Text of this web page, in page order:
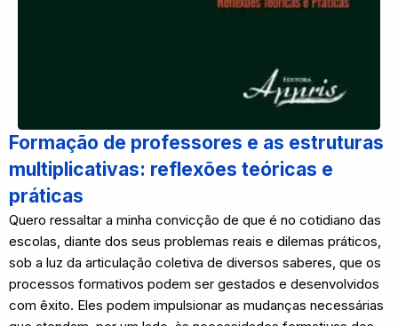
Formação de professores e as estruturas
multiplicativas: reflexões teóricas e
práticas
Quero ressaltar a minha convicção de que é no cotidiano das
escolas, diante dos seus problemas reais e dilemas práticos,
sob a luz da articulação coletiva de diversos saberes, que os
processos formativos podem ser gestados e desenvolvidos
com êxito. Eles podem impulsionar as mudanças necessárias